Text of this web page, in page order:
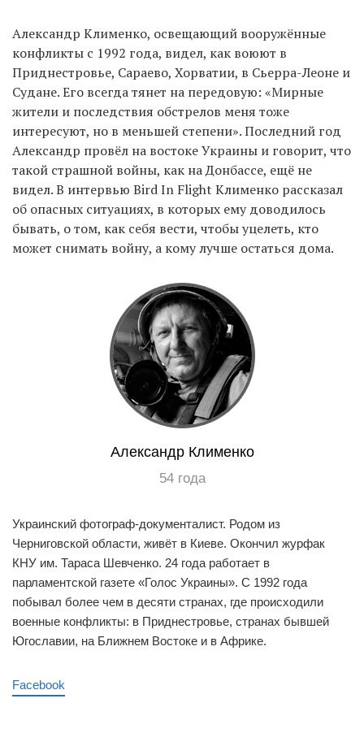
Александр Клименко, освещающий вооружённые
конфликты с 1992 года, видел, как воюют в
Приднестровье, Сараево, Хорватии, в Сьерра-Леоне и
Судане. Его всегда тянет на передовую: «Мирные
жители и последствия обстрелов меня тоже
интересуют, но в меньшей степени». Последний год
Александр провёл на востоке Украины и говорит, что
такой страшной войны, как на Донбассе, ещё не
видел. В интервью Bird In Flight Клименко рассказал
об опасных ситуациях, в которых ему доводилось
бывать, о том, как себя вести, чтобы уцелеть, кто
может снимать войну, а кому лучше остаться дома.
Александр Клименко
54 года
Украинский фотограф-документалист. Родом из
Черниговской области, живёт в Киеве. Окончил журфак
КНУ им. Тараса Шевченко. 24 года работает в
парламентской газете «Голос Украины». С 1992 года
побывал более чем в десяти странах, где происходили
военные конфликты: в Приднестровье, странах бывшей
Югославии, на Ближнем Востоке и в Африке.
Facebook